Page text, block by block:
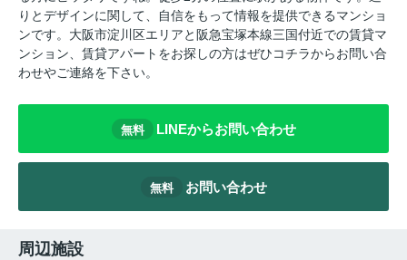
りとデザインに関して、自信をもって情報を提供できるマンショ
ンです。大阪市淀川区エリアと阪急宝塚本線三国付近での賃貸マ
ンション、賃貸アパートをお探しの方はぜひコチラからお問い合
わせやご連絡を下さい。
無料 LINEからお問い合わせ
無料 お問い合わせ
周辺施設